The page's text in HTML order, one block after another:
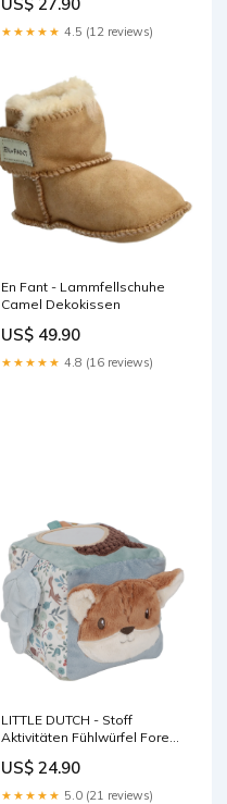
★★★★★ 4.5 (12 reviews)
En Fant - Lammfellschuhe
Camel Dekokissen
US$ 49.90
★★★★★ 4.8 (16 reviews)
LITTLE DUTCH - Stoff
Aktivitäten Fühlwürfel Forest
Farbe:Mehrfarbig
US$ 24.90
★★★★★ 5.0 (21 reviews)